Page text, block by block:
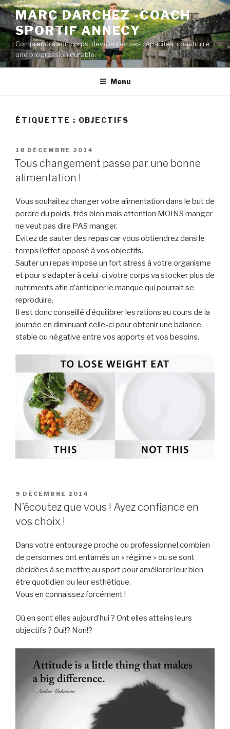
Aller
au
contenu
principal
MARC DARCHEZ -COACH
SPORTIF ANNECY
Comprendre son corps, developper ses capacités, construire
une progression durable.
Menu
ÉTIQUETTE : OBJECTIFS
PUBLIÉ
LE
18 DÉCEMBRE 2014
Tous changement passe par une bonne
alimentation !
Vous souhaitez changer votre alimentation dans le but de
perdre du poids, très bien mais attention MOINS manger
ne veut pas dire PAS manger.
Evitez de sauter des repas car vous obtiendrez dans le
temps l’effet opposé à vos objectifs.
Sauter un repas impose un fort stress à votre organisme
et pour s’adapter à celui-ci votre corps va stocker plus de
nutriments afin d’anticiper le manque qui pourrait se
reproduire.
Il est donc conseillé d’équilibrer les rations au cours de la
journée en diminuant celle-ci pour obtenir une balance
stable ou négative entre vos apports et vos besoins.
PUBLIÉ
LE
9 DÉCEMBRE 2014
N’écoutez que vous ! Ayez confiance en
vos choix !
Dans votre entourage proche ou professionnel combien
de personnes ont entamés un « régime » ou se sont
décidées à se mettre au sport pour améliorer leur bien
être quotidien ou leur esthétique.
Vous en connaissez forcément !
Où en sont elles aujourd’hui ? Ont elles atteins leurs
objectifs ? Oui!? Non!?